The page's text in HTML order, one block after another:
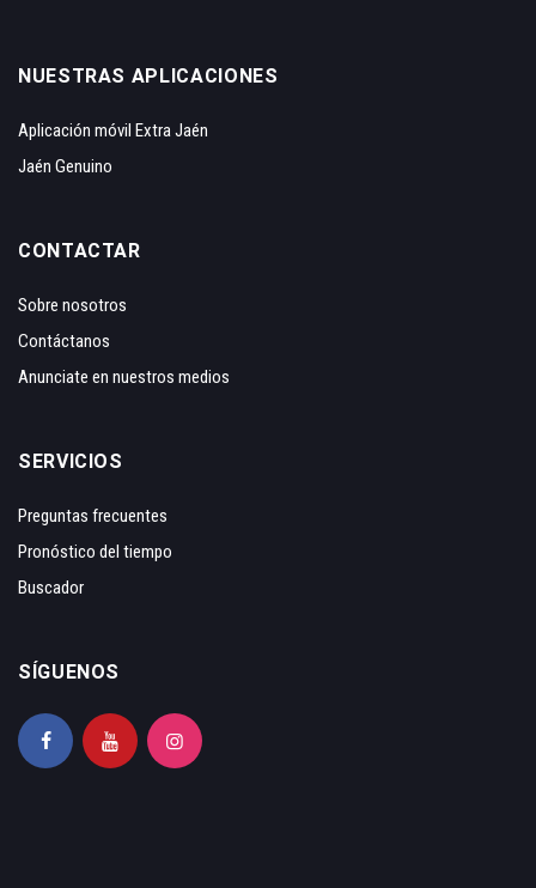
NUESTRAS APLICACIONES
Aplicación móvil Extra Jaén
Jaén Genuino
CONTACTAR
Sobre nosotros
Contáctanos
Anunciate en nuestros medios
SERVICIOS
Preguntas frecuentes
Pronóstico del tiempo
Buscador
SÍGUENOS